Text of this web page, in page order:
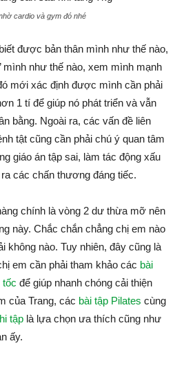
cardio và gym đó nhé
được bản thân mình như thế nào,
mình như thế nào, xem mình mạnh
mới xác định được mình cần phải
1 tí để giúp nó phát triển và vẫn
bằng. Ngoài ra, các vấn đề liên
tật cũng cần phải chú ý quan tâm
giáo án tập sai, làm tác động xấu
các chấn thương đáng tiếc.
chính là vòng 2 dư thừa mỡ nên
này. Chắc chắn chẳng chị em nào
không nào. Tuy nhiên, đây cũng là
em cần phải tham khảo các bài
tốc để giúp nhanh chóng cải thiện
của Trang, các bài tập Pilates cùng
tập là lựa chọn ưa thích cũng như
ấy.